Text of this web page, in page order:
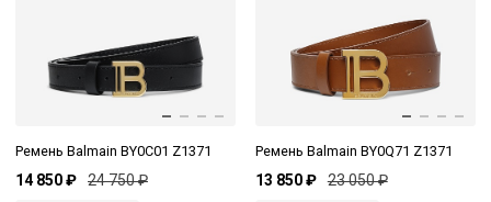
Ремень Balmain BY0C01 Z1371
14 850 ₽ 24 750 ₽
Ремень Balmain BY0Q71 Z1371
13 850 ₽ 23 050 ₽